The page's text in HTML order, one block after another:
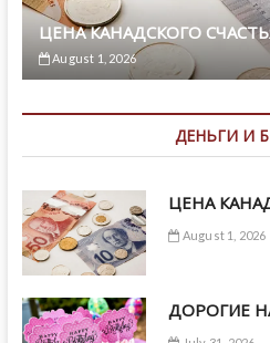
ЦЕНА КАНАДСКОГО
August 1, 2026
ДЕНЬГИ И
ЦЕНА
August 1, 2026
ДОРОГИЕ